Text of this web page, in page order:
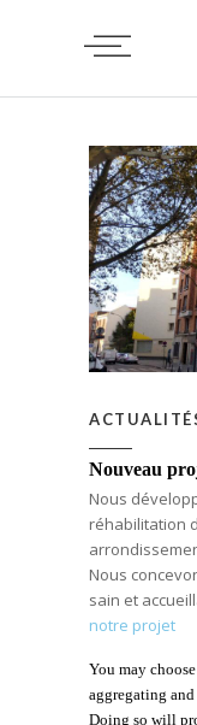
Nouveau
Nous
réhabilitation
Nous
sain et
notre projet
You may
aggregating
Doing so will